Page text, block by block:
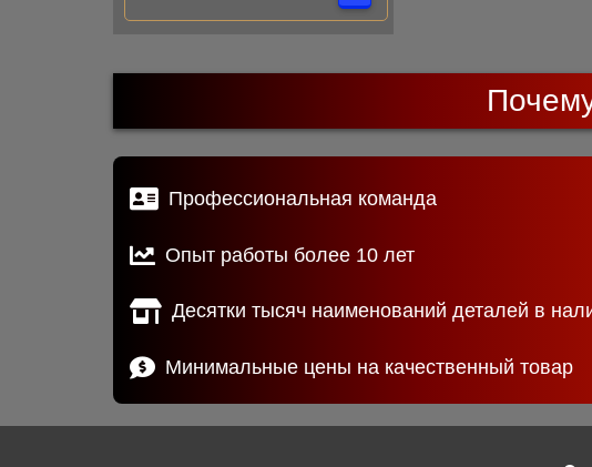
Профессиональная команда
Опыт работы более 10 лет
Десятки тысяч наименований деталей в
Минимальные цены на качественный товар